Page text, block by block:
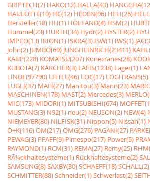
GRIPTECH(7) HAKO(12) HALLA(43)
HAULOTTE(10) HC(12) HEDEN(96) HELI(26)
Hersteller(18) HH(1) HOLLAND(4) HSM(2)
Hummel(23) HURTH(34) Hydr(2) HYSTER(2)
IMPCO(13) IRION(1) ISKRA(3) ISW(1) IWS(1)
John(2) JUMBO(69) JUNGHEINRICH(23411)
KAUP(228) KOMATSU(207) Konecranes(28)
KUBOTA(7) KÃRCHER(3) LAFIS(1238) Lager(1)
LINDE(97790) LITTLE(46) LOC(17) LOGITRANS(5)
LUGLI(37) MAFI(27) Manitou(3) Mann(23)
MASCHINEN(178) MAST(2) Mercedes(3)
MIC(173) MIDORI(1) MITSUBISHI(674)
MUSTANG(3) N92(1) neu(2) NEUSON(2) NEW(4)
NIEMEYER(80) NILFISK(31) Nippon(5) Nissan(1)
O+K(116)OM(217)OMG(276) PAGANI(27)
PEWAG(3) PFAFF(9) Pimespo(217) Power(5)
RAYMOND(1) RCM(31) REMA(27) Remy(25)
RÃ¼ckhaltesysteme(1) Rückhaltesysteme(2)
SAMSUNG(8)SAXBY(30)SCHAEFF(18)SCHALL(2)
SCHMITTER(88)Schneider(1)Schwerlast(2)